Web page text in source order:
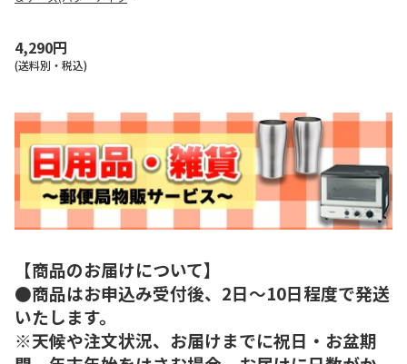
4,290円
(送料別・税込)
【商品のお届けについて】
●商品はお申込み受付後、2日～10日程度で発送
いたします。
※天候や注文状況、お届けまでに祝日・お盆期